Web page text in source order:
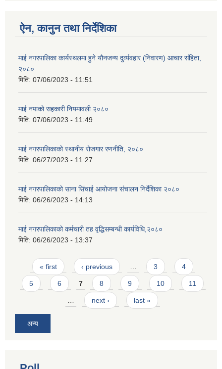
ऐन, कानुन तथा निर्देशिका
माई नगरपालिका कार्यस्थलमा हुने यौनजन्य दुर्व्यवहार (निवारण) आचार संहिता,
२०८०
मिति: 07/06/2023 - 11:51
माई नपाको सहकारी नियमावली २०८०
मिति: 07/06/2023 - 11:49
माई नगरपालिकाको स्थानीय रोजगार रणनीति, २०८०
मिति: 06/27/2023 - 11:27
माई नगरपालिकाको साना सिंचाई आयोजना संचालन निर्देशिका २०८०
मिति: 06/26/2023 - 14:13
माई नगरपालिकाको कर्मचारी तह वृद्धिसम्बन्धी कार्यविधि,२०८०
मिति: 06/26/2023 - 13:37
Pages
« first ‹ previous … 3 4
5 6 7 8 9 10 11
… next › last »
अन्य